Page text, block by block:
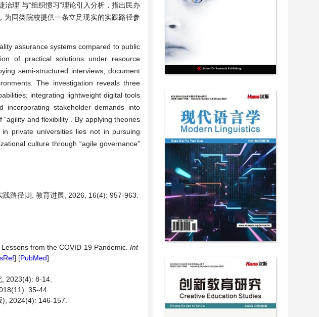
理”与“组织惯习”理论引入分析，指出民办
为同类院校提供一条立足现实的实践路径参
assurance systems compared to public
of practical solutions under resource
semi-structured interviews, document
The investigation reveals three
integrating lightweight digital tools
incorporating stakeholder demands into
and flexibility”. By applying theories
in private universities lies not in pursuing
culture through “agile governance”
路径[J]. 教育进展, 2026, 16(4): 957-963.
from the COVID-19 Pandemic. Int
] [PubMed]
2023(4): 8-14.
35-44.
2024(4): 146-157.